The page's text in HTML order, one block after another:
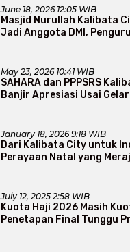
June 18, 2026 12:05 WIB
Masjid Nurullah Kalibata
Jadi Anggota DMI,
May 23, 2026 10:41 WIB
SAHARA dan PPPSRS
Banjir Apresiasi Usai
January 18, 2026 9:18 WIB
Dari Kalibata City untuk
Perayaan Natal yang
July 12, 2025 2:58 WIB
Kuota Haji 2026 Masih
Penetapan Final Tunggu